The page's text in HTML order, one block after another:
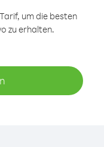
um die besten
zu erhalten.